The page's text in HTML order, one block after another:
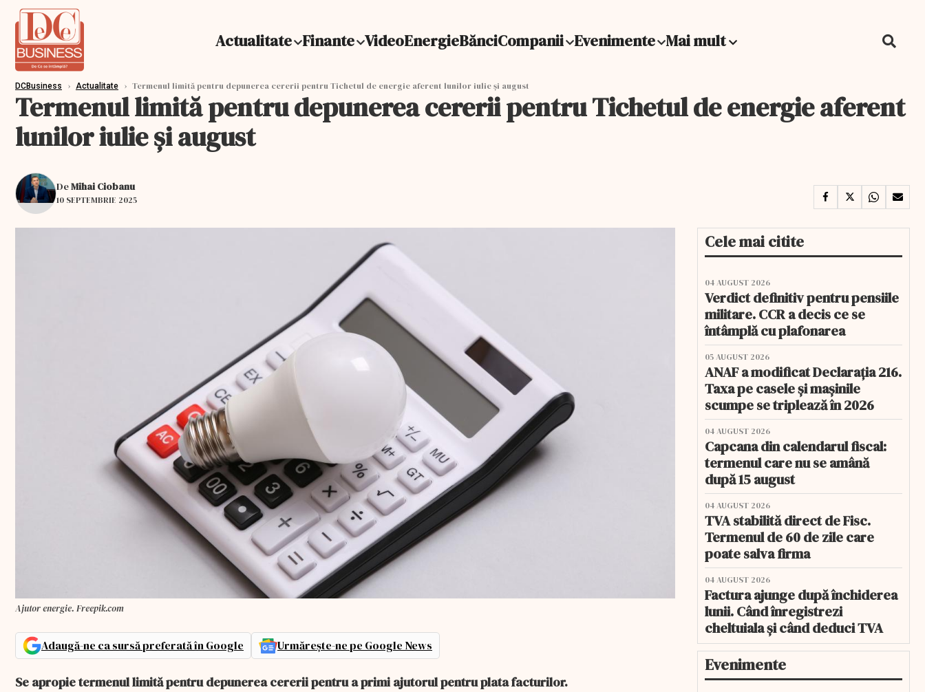
Actualitate Finante VideoEnergieBănciCompanii Evenimente Mai mult
DCBusiness › Actualitate › Termenul limită pentru depunerea cererii pentru Tichetul de energie aferent lunilor iulie şi august
Termenul limită pentru depunerea cererii pentru Tichetul de energie aferent
lunilor iulie şi august
DeMihai Ciobanu
10 SEPTEMBRIE 2025
Ajutor energie. Freepik.com
Adaugă-ne ca sursă preferată în Google Urmărește-ne pe Google News
Se apropie termenul limită pentru depunerea cererii pentru a primi ajutorul pentru plata facturilor.
Cele mai citite
04 AUGUST 2026
Verdict definitiv pentru pensiile
militare. CCR a decis ce se
întâmplă cu plafonarea
05 AUGUST 2026
ANAF a modificat Declarația 216.
Taxa pe casele și mașinile
scumpe se triplează în 2026
04 AUGUST 2026
Capcana din calendarul fiscal:
termenul care nu se amână
după 15 august
04 AUGUST 2026
TVA stabilită direct de Fisc.
Termenul de 60 de zile care
poate salva firma
04 AUGUST 2026
Factura ajunge după închiderea
lunii. Când înregistrezi
cheltuiala și când deduci TVA
Evenimente